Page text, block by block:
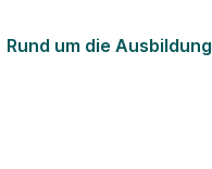
Rund um die Ausbildung